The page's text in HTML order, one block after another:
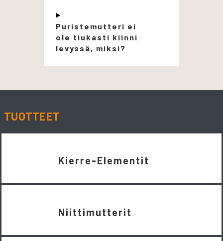
Puristemutteri ei
ole tiukasti kiinni
levyssä, miksi?
TUOTTEET
Kierre-Elementit
Niittimutterit